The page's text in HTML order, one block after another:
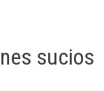
sucios